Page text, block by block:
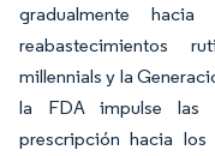
gradualmente
reabastecimientos
millennials y la
la FDA impulse las
prescripción hacia los